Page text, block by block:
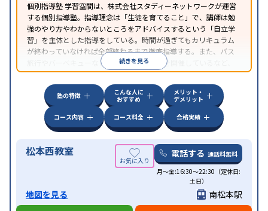
個別指導塾 学習空間は、株式会社スタディーネットワークが運営
する個別指導塾。指導理念は「生徒を育てること」で、講師は勉
強のやり方やわからないところをアドバイスするという「自立学
習」を主体とした指導をしている。時間が過ぎてもカリキュラム
が終わっていなければ全部終わるまで徹底指導する。また、バス
旅行やバーベキューなどの「校外学習会」を開催しているなど、
独自の取り組みを行っている。
続きを見る
塾の特徴
こんな人に
おすすめ
メリット・
デメリット
コース内容
コース料金 合格実績
松本西教室 電話する 通話料無料
月〜金:16:30〜22:30（定休日:
土日）
地図を見る
南松本駅